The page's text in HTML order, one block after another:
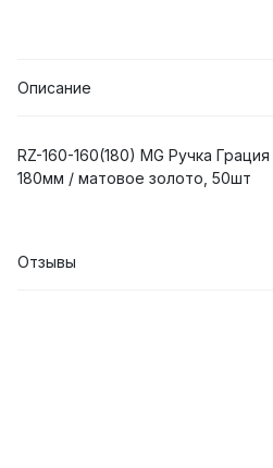
Описание
RZ-160-160(180) MG Ручка
180мм / матовое золото, 50шт
Отзывы